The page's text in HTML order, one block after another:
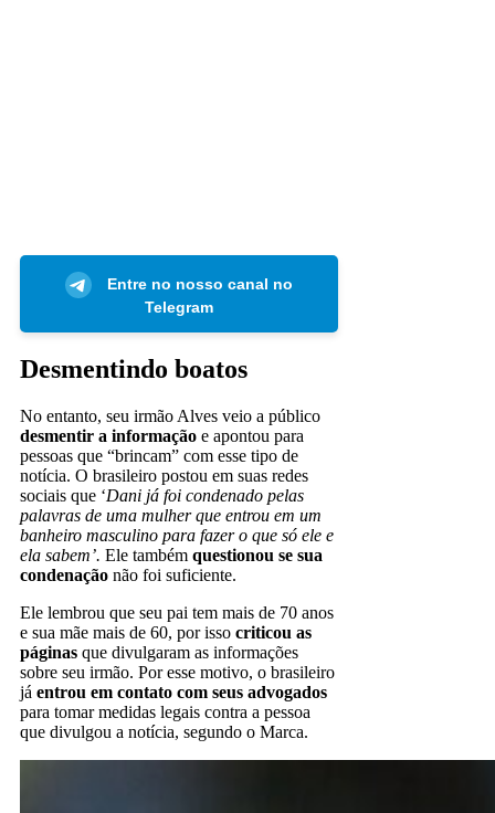
Entre no nosso canal no
Telegram
Desmentindo boatos
No entanto, seu irmão Alves veio a público
desmentir a informação e apontou para
pessoas que “brincam” com esse tipo de
notícia. O brasileiro postou em suas redes
sociais que ‘Dani já foi condenado pelas
palavras de uma mulher que entrou em um
banheiro masculino para fazer o que só ele e
ela sabem’. Ele também questionou se sua
condenação não foi suficiente.
Ele lembrou que seu pai tem mais de 70 anos
e sua mãe mais de 60, por isso criticou as
páginas que divulgaram as informações
sobre seu irmão. Por esse motivo, o brasileiro
já entrou em contato com seus advogados
para tomar medidas legais contra a pessoa
que divulgou a notícia, segundo o Marca.